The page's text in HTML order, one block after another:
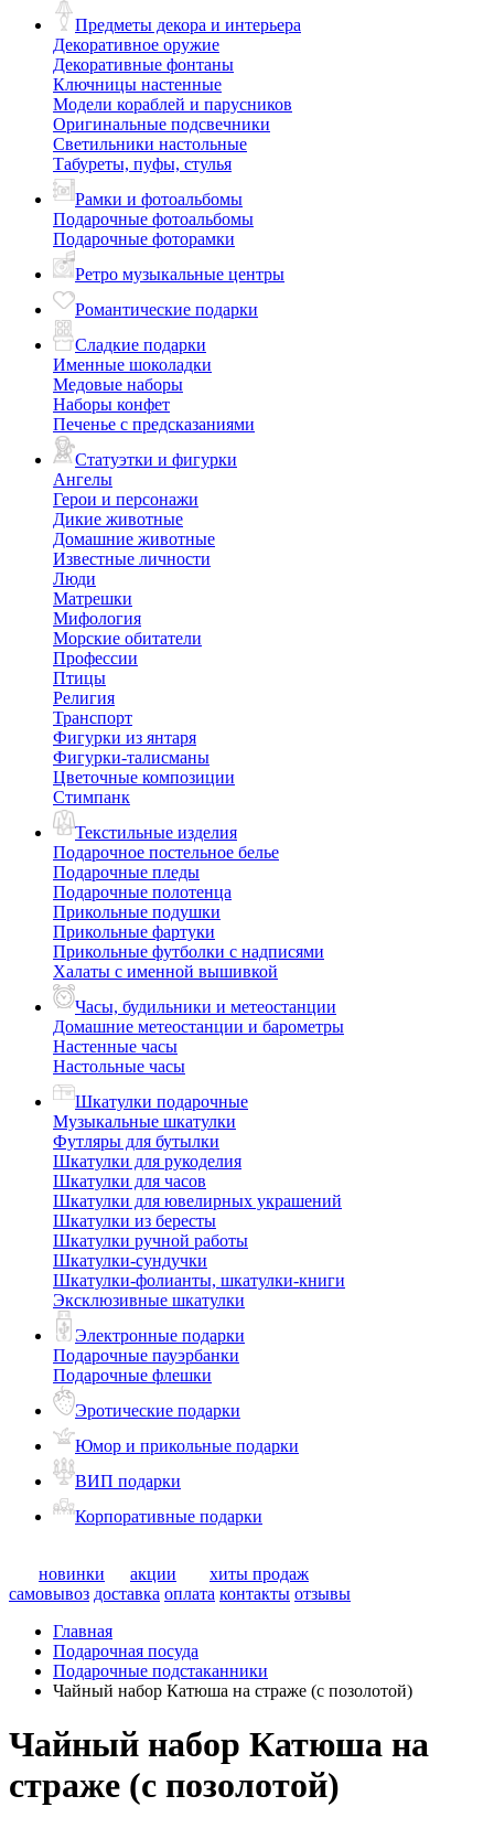
Предметы декора и интерьера
Декоративное оружие
Декоративные фонтаны
Ключницы настенные
Модели кораблей и парусников
Оригинальные подсвечники
Светильники настольные
Табуреты, пуфы, стулья
Рамки и фотоальбомы
Подарочные фотоальбомы
Подарочные фоторамки
Ретро музыкальные центры
Романтические подарки
Сладкие подарки
Именные шоколадки
Медовые наборы
Наборы конфет
Печенье с предсказаниями
Статуэтки и фигурки
Ангелы
Герои и персонажи
Дикие животные
Домашние животные
Известные личности
Люди
Матрешки
Мифология
Морские обитатели
Профессии
Птицы
Религия
Транспорт
Фигурки из янтаря
Фигурки-талисманы
Цветочные композиции
Стимпанк
Текстильные изделия
Подарочное постельное белье
Подарочные пледы
Подарочные полотенца
Прикольные подушки
Прикольные фартуки
Прикольные футболки с надписями
Халаты с именной вышивкой
Часы, будильники и метеостанции
Домашние метеостанции и барометры
Настенные часы
Настольные часы
Шкатулки подарочные
Музыкальные шкатулки
Футляры для бутылки
Шкатулки для рукоделия
Шкатулки для часов
Шкатулки для ювелирных украшений
Шкатулки из бересты
Шкатулки ручной работы
Шкатулки-сундучки
Шкатулки-фолианты, шкатулки-книги
Эксклюзивные шкатулки
Электронные подарки
Подарочные пауэрбанки
Подарочные флешки
Эротические подарки
Юмор и прикольные подарки
ВИП подарки
Корпоративные подарки
новинки акции
хиты продаж
самовывоз доставка оплата контакты отзывы
Главная
Подарочная посуда
Подарочные подстаканники
Чайный набор Катюша на страже (с позолотой)
Чайный набор Катюша на
страже (с позолотой)